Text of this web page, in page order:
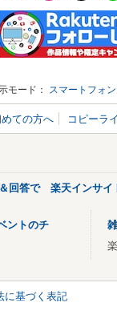
モード： スマートフォン
ての方へ コピーラ
回答で 楽天インサイ
ントのチ
に基づく表記